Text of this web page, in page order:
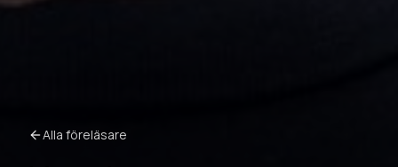
Alla föreläsare